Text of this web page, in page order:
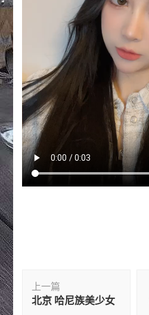
博
文
导
上一篇
北京 哈尼族美少女